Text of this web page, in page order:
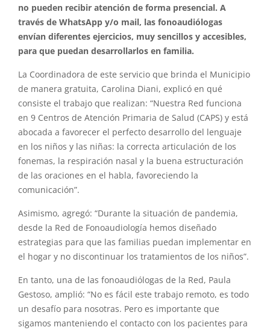
no pueden recibir atención de forma presencial. A
través de WhatsApp y/o mail, las fonoaudiólogas
envían diferentes ejercicios, muy sencillos y accesibles,
para que puedan desarrollarlos en familia.
La Coordinadora de este servicio que brinda el Municipio
de manera gratuita, Carolina Diani, explicó en qué
consiste el trabajo que realizan: “Nuestra Red funciona
en 9 Centros de Atención Primaria de Salud (CAPS) y está
abocada a favorecer el perfecto desarrollo del lenguaje
en los niños y las niñas: la correcta articulación de los
fonemas, la respiración nasal y la buena estructuración
de las oraciones en el habla, favoreciendo la
comunicación”.
Asimismo, agregó: “Durante la situación de pandemia,
desde la Red de Fonoaudiología hemos diseñado
estrategias para que las familias puedan implementar en
el hogar y no discontinuar los tratamientos de los niños”.
En tanto, una de las fonoaudiólogas de la Red, Paula
Gestoso, amplió: “No es fácil este trabajo remoto, es todo
un desafío para nosotras. Pero es importante que
sigamos manteniendo el contacto con los pacientes para